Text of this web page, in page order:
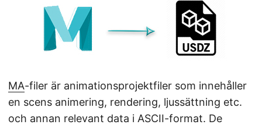
MA-filer är animationsprojektfiler som innehåller
en scens animering, rendering, ljussättning etc.
och annan relevant data i ASCII-format. De